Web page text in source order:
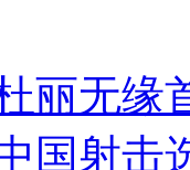
丽无缘
国射击